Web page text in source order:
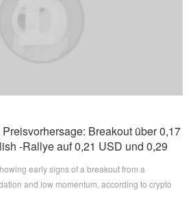
Breakout über 0,17
-Rallye auf 0,21 USD und 0,29
early signs of a breakout from a
and low momentum, according to crypto